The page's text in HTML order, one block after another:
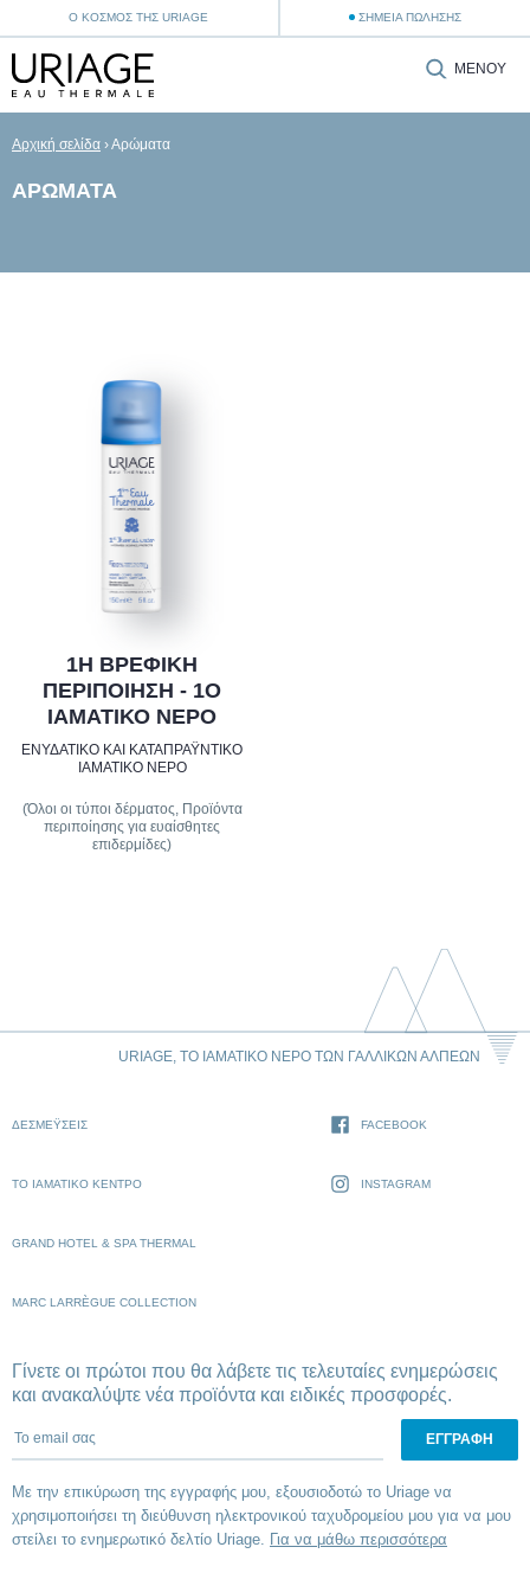
Ο ΚΌΣΜΟΣ ΤΗΣ URIAGE ΣΗΜΕΊΑ ΠΏΛΗΣΗΣ
ΜΕΝΟΎ
Αρχική σελίδα ›Αρώματα
ΑΡΏΜΑΤΑ
1Η ΒΡΕΦΙΚΗ
ΠΕΡΙΠΟΙΗΣΗ - 1Ο
ΙΑΜΑΤΙΚΟ ΝΕΡΟ
ΕΝΥΔΑΤΙΚΟ ΚΑΙ ΚΑΤΑΠΡΑΫΝΤΙΚΟ
ΙΑΜΑΤΙΚΟ ΝΕΡΟ
(Όλοι οι τύποι δέρματος, Προϊόντα
περιποίησης για ευαίσθητες
επιδερμίδες)
URIAGE, ΤΟ ΙΑΜΑΤΙΚΌ ΝΕΡΌ ΤΩΝ ΓΑΛΛΙΚΏΝ ΆΛΠΕΩΝ
ΔΕΣΜΈΥΣΕΙΣ
ΤΟ ΙΑΜΑΤΙΚΌ ΚΈΝΤΡΟ
GRAND HOTEL & SPA THERMAL
MARC LARRÈGUE COLLECTION
FACEBOOK
INSTAGRAM
Γίνετε οι πρώτοι που θα λάβετε τις τελευταίες ενημερώσεις
και ανακαλύψτε νέα προϊόντα και ειδικές προσφορές.
To email σας
Με την επικύρωση της εγγραφής μου, εξουσιοδοτώ το Uriage να
χρησιμοποιήσει τη διεύθυνση ηλεκτρονικού ταχυδρομείου μου για να μου
στείλει το ενημερωτικό δελτίο Uriage.
Για να μάθω περισσότερα